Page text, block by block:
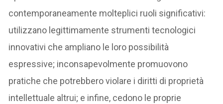
contemporaneamente molteplici ruoli significativi:
utilizzano legittimamente strumenti tecnologici
innovativi che ampliano le loro possibilità
espressive; inconsapevolmente promuovono
pratiche che potrebbero violare i diritti di proprietà
intellettuale altrui; e infine, cedono le proprie